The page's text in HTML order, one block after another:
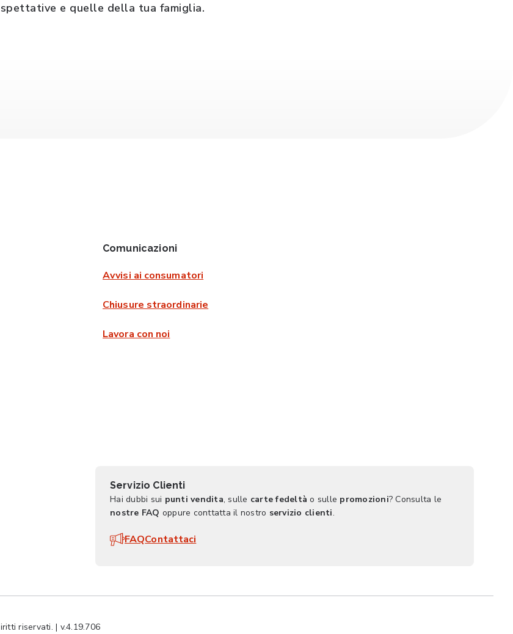
e quelle della tua famiglia.
Comunicazioni
Avvisi ai consumatori
Chiusure straordinarie
Lavora con noi
Servizio Clienti
Hai dubbi sui punti vendita, sulle carte fedeltà o sulle promozioni? Consulta le
nostre FAQ oppure conttatta il nostro servizio clienti.
FAQContattaci
riservati. | v.4.19.706